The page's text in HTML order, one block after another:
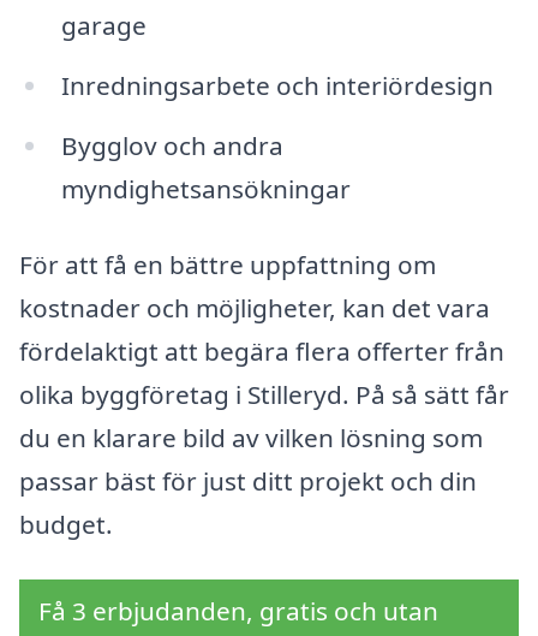
garage
Inredningsarbete och interiördesign
Bygglov och andra
myndighetsansökningar
För att få en bättre uppfattning om
kostnader och möjligheter, kan det vara
fördelaktigt att begära flera offerter från
olika byggföretag i Stilleryd. På så sätt får
du en klarare bild av vilken lösning som
passar bäst för just ditt projekt och din
budget.
Få 3 erbjudanden, gratis och utan